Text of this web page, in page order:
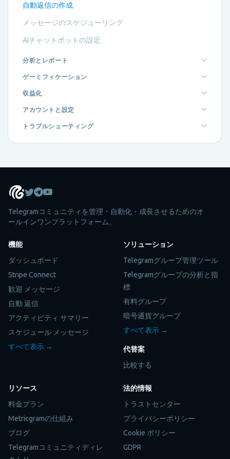
自動返信の作成
メッセージのスケジューリング
AIチャットボットの設定
分析とレポート
ゲーミフィケーション
収益化
アカウントと設定
トラブルシューティング
Telegramコミュニティを管理・自動化・成長させるためのオ
ールインワンプラットフォーム。
機能
ダッシュボード
Stripe Connect
歓迎 メッセージ
自動 返信
アクティビティ サマリー
スケジュール メッセージ
すべて表示 →
ソリューション
Telegramグループ管理ツール
Telegramグループの分析と指
標
有料グループ
暗号通貨グループ
すべて表示 →
代替案
比較する
リソース
料金プラン
Metricgramの仕組み
ブログ
Telegramコミュニティディレ
法的情報
トラストセンター
プライバシーポリシー
Cookie ポリシー
GDPR